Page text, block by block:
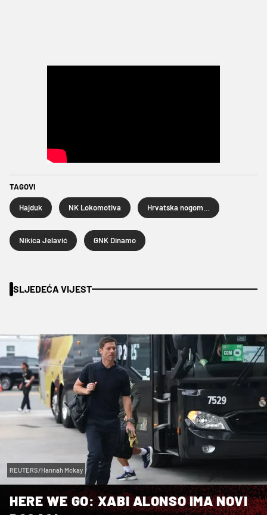
TAGOVI
Hajduk NK Lokomotiva
Nikica Jelavić GNK Dinamo
SLJEDEĆA VIJEST
REUTERS/Hannah Mckay
HERE WE GO: XABI ALONSO IMA NOVI